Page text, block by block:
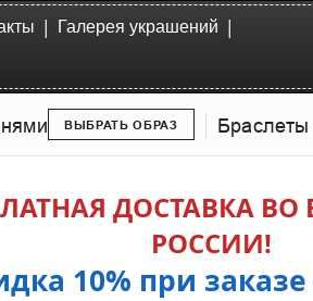
| Галерея украшений |
ВЫБРАТЬ ОБРАЗ
ДОСТАВКА ВО
РОССИИ!
10% при заказе